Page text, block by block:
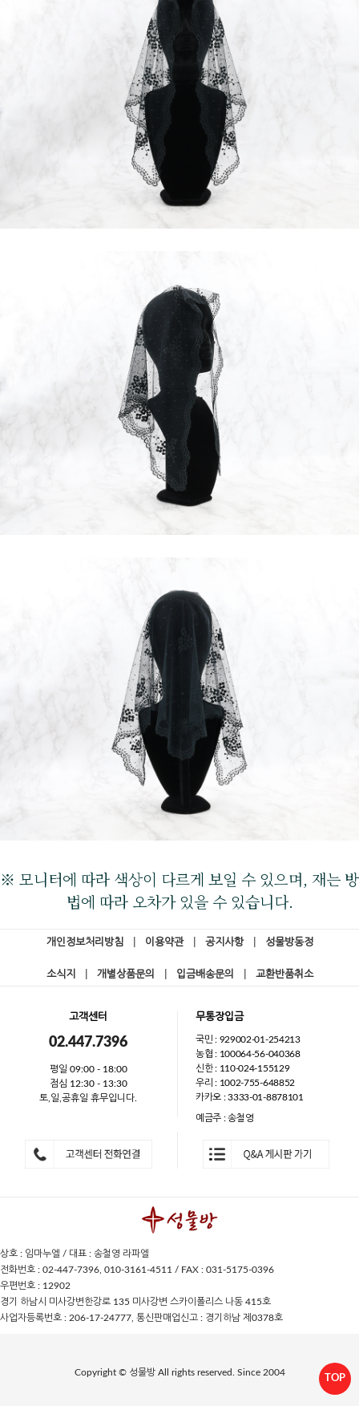
TOP
※ 모니터에 따라 색상이 다르게 보일 수 있으며, 재는 방
법에 따라 오차가 있을 수 있습니다.
개인정보처리방침 이용약관 공지사항 성물방동정
소식지 개별상품문의 입금배송문의 교환반품취소
고객센터
02.447.7396
평일 09:00 - 18:00
점심 12:30 - 13:30
토,일,공휴일 휴무입니다.
무통장입금
국민 : 929002-01-254213
농협 : 100064-56-040368
신한 : 110-024-155129
우리 : 1002-755-648852
카카오 : 3333-01-8878101
예금주 : 송철영
상호 : 임마누엘 / 대표 : 송철영 라파엘
전화번호 : 02-447-7396, 010-3161-4511 / FAX : 031-5175-0396
우편번호 : 12902
경기 하남시 미사강변한강로 135 미사강변 스카이폴리스 나동 415호
사업자등록번호 : 206-17-24777, 통신판매업신고 : 경기하남 제0378호
Copyright © 성물방 All rights reserved. Since 2004